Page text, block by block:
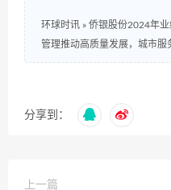
环球时讯 » 侨银股份2024年
管理推动高质量发展，城市服
分享到：
上一篇